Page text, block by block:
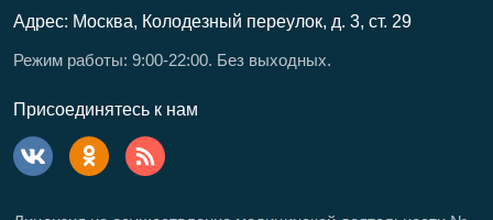
Адрес: Москва, Колодезный переулок, д. 3, ст. 29
Режим работы: 9:00-22:00. Без выходных.
Присоединятесь к нам